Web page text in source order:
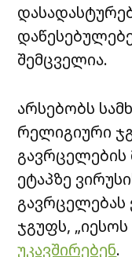
შემცველია.
არსებობს
რელიგიური
ეტაპზე
ჯგუფს,
უკავშირებენ.